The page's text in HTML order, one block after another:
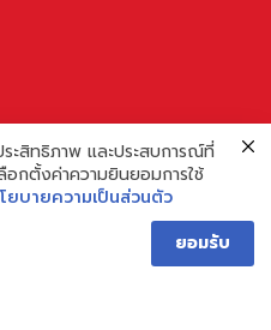
าหารและเรื่องกิน ไม่ว่าจะเป็น
ยากแชร์!
ร้านอาหาร เพื่อผู้ประกอบการ ที่
ระสิทธิภาพ และประสบการณ์ที่
อกตั้งค่าความยินยอมการใช้
ยบายความเป็นส่วนตัว
ยอมรับ